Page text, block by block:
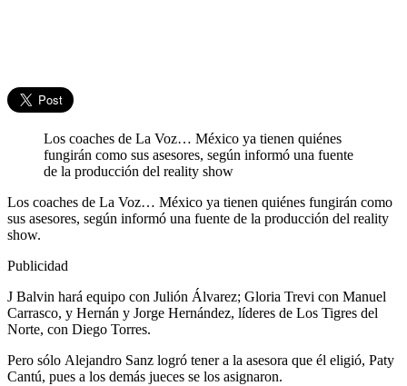
Los coaches de La Voz… México ya tienen quiénes
fungirán como sus asesores, según informó una fuente
de la producción del reality show
Los coaches de La Voz… México ya tienen quiénes fungirán como
sus asesores, según informó una fuente de la producción del reality
show.
Publicidad
J Balvin hará equipo con Julión Álvarez; Gloria Trevi con Manuel
Carrasco, y Hernán y Jorge Hernández, líderes de Los Tigres del
Norte, con Diego Torres.
Pero sólo Alejandro Sanz logró tener a la asesora que él eligió, Paty
Cantú, pues a los demás jueces se los asignaron.